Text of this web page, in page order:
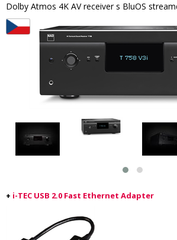
Dolby Atmos 4K AV receiver s BluOS
+ i-TEC USB 2.0 Fast Ethernet Adapter